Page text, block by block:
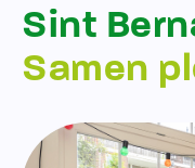
Sint
Samen